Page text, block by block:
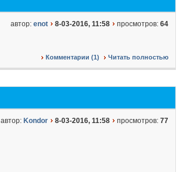
автор: enot 8-03-2016, 11:58 просмотров: 64
Комментарии (1) Читать полностью
автор: Kondor 8-03-2016, 11:58 просмотров: 77